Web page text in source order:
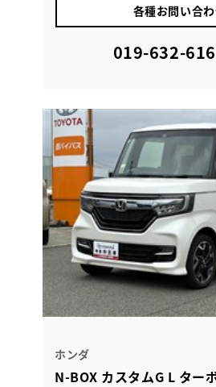
各種お問い合
019-632-
ホンダ
N-BOX カスタムG L ター